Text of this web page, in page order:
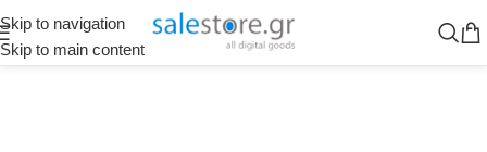
Skip to navigation
Skip to main content